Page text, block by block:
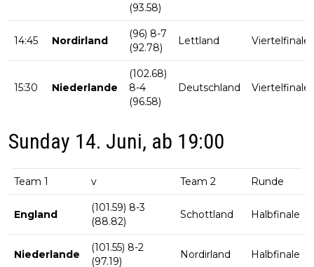
(93.58)
14:45 Nordirland
(96) 8-7
(92.78)
Lettland Viertelfinale
15:30 Niederlande
(102.68)
8-4
(96.58)
Deutschland Viertelfinale
Sunday 14. Juni, ab 19:00
Team 1 v Team 2 Runde
England
(101.59) 8-3
(88.82)
Schottland Halbfinale
Niederlande
(101.55) 8-2
(97.19)
Nordirland Halbfinale